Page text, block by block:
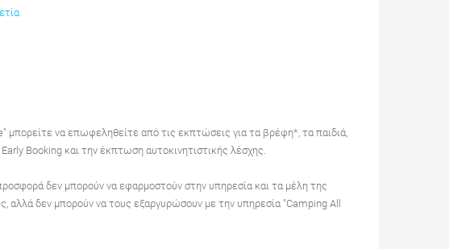
να επωφεληθείτε από τις εκπτώσεις για τα βρέφη*, τα παιδιά,
Booking και την έκπτωση αυτοκινητιστικής λέσχης.
δεν μπορούν να εφαρμοστούν στην υπηρεσία και τα μέλη της
αλλά δεν μπορούν να τους εξαργυρώσουν με την υπηρεσία "Camping All